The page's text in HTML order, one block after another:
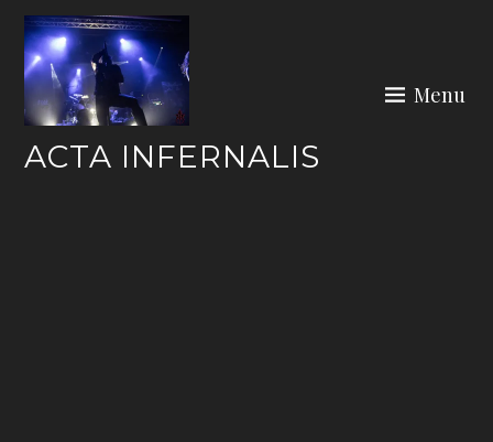
Skip
content
ACTA INFERNALIS
Menu